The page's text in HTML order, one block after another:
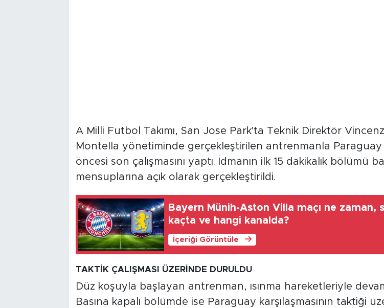
A Milli Futbol Takımı, San Jose Park'ta Teknik Direktör
Montella yönetiminde gerçekleştirilen antrenmanla Paraguay
öncesi son çalışmasını yaptı. İdmanın ilk 15 dakikalık bölümü
mensuplarına açık olarak gerçekleştirildi.
Bayern Münih-Aston Villa maçı ne zaman,
kaçta ve hangi kanalda?
İçeriği Görüntüle
TAKTİK ÇALIŞMASI ÜZERİNDE DURULDU
Düz koşuyla başlayan antrenman, ısınma hareketleriyle
Basına kapalı bölümde ise Paraguay karşılaşmasının taktiği